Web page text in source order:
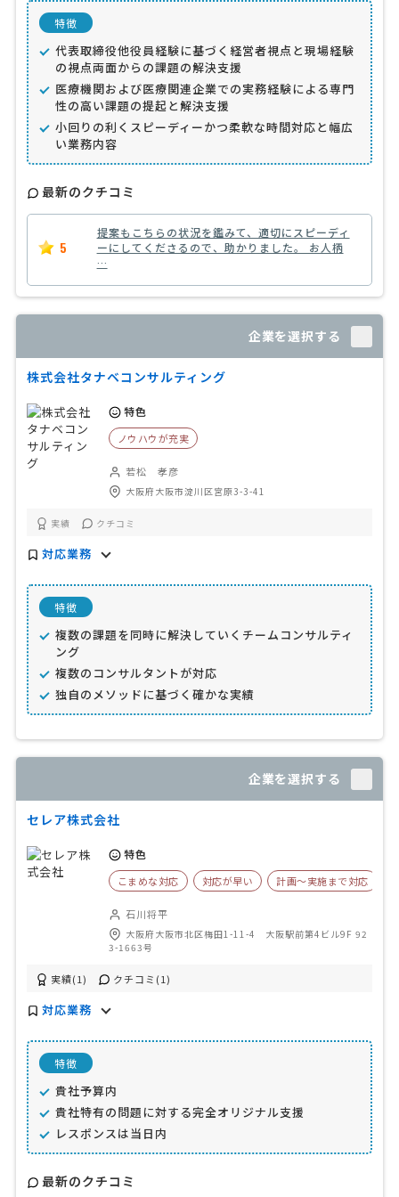
特徴
代表取締役他役員経験に基づく経営者視点と現場経験
の視点両面からの課題の解決支援
医療機関および医療関連企業での実務経験による専門
性の高い課題の提起と解決支援
小回りの利くスピーディーかつ柔軟な時間対応と幅広
い業務内容
最新のクチコミ
5
提案もこちらの状況を鑑みて、適切にスピーディ
ーにしてくださるので、助かりました。 お人柄
…
企業を選択する
株式会社タナベコンサルティング
特色
ノウハウが充実
若松 孝彦
大阪府大阪市淀川区宮原3-3-41
実績 クチコミ
対応業務
特徴
複数の課題を同時に解決していくチームコンサルティ
ング
複数のコンサルタントが対応
独自のメソッドに基づく確かな実績
企業を選択する
セレア株式会社
特色
こまめな対応 対応が早い 計画〜実施まで対応
石川将平
大阪府大阪市北区梅田1-11-4 大阪駅前第4ビル9F 92
3-1663号
実績(1) クチコミ(1)
対応業務
特徴
貴社予算内
貴社特有の問題に対する完全オリジナル支援
レスポンスは当日内
最新のクチコミ